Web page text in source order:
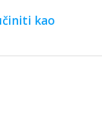
kao